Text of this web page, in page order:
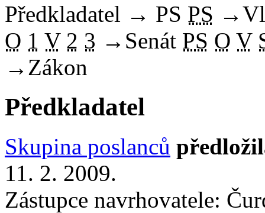
Předkladatel → PS PS →
O 1 V 2 3 → Senát PS O V
→ Zákon
Předkladatel
Skupina poslanců
11. 2. 2009.
Zástupce navrhovatele: